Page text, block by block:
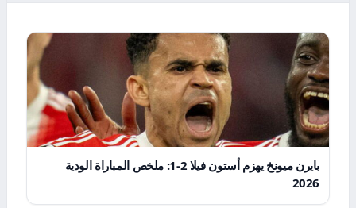
بايرن ميونخ يهزم أستون فيلا 2-1: ملخص المباراة الودية
2026